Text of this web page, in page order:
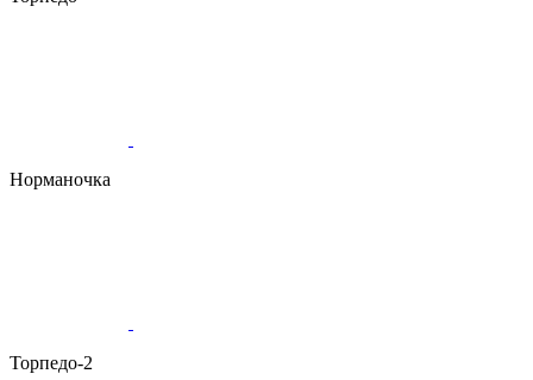
Норманочка
Торпедо-2